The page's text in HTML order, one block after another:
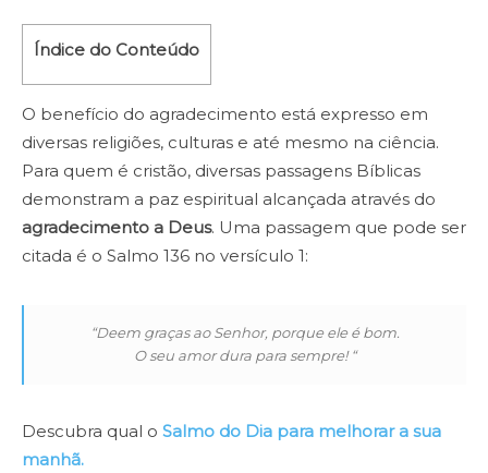
Índice do Conteúdo
O benefício do agradecimento está expresso em
diversas religiões, culturas e até mesmo na ciência.
Para quem é cristão, diversas passagens Bíblicas
demonstram a paz espiritual alcançada através do
agradecimento a Deus. Uma passagem que pode ser
citada é o Salmo 136 no versículo 1:
“Deem graças ao Senhor, porque ele é bom.
O seu amor dura para sempre! “
Descubra qual o Salmo do Dia para melhorar a sua
manhã.